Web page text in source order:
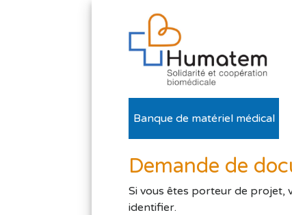
Banque de matériel médical
Demande de
Si vous êtes porteur de projet,
identifier.